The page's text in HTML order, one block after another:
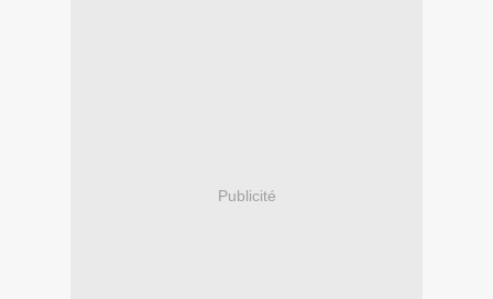
Publicité